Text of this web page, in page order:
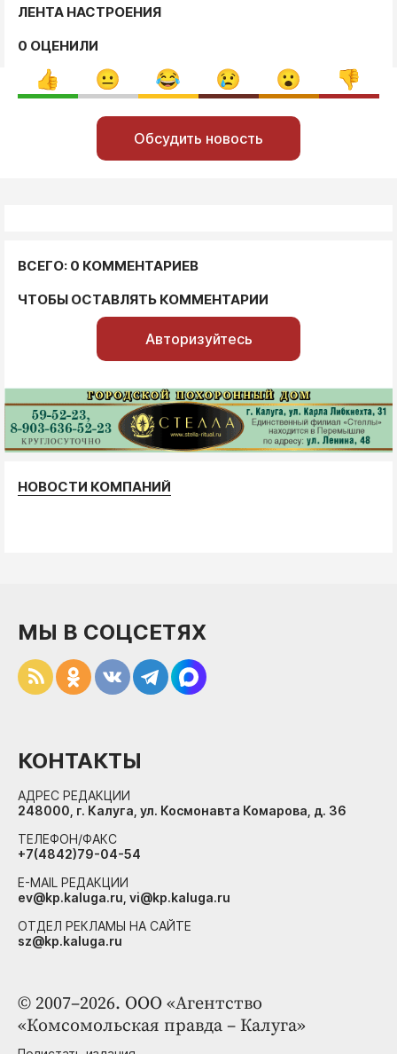
ЛЕНТА НАСТРОЕНИЯ
0 ОЦЕНИЛИ
Обсудить новость
ВСЕГО: 0 КОММЕНТАРИЕВ
ЧТОБЫ ОСТАВЛЯТЬ КОММЕНТАРИИ
Авторизуйтесь
НОВОСТИ КОМПАНИЙ
© 2007–2026. ООО «Агентство
«Комсомольская правда – Калуга»
МЫ В СОЦСЕТЯХ
КОНТАКТЫ
АДРЕС РЕДАКЦИИ
248000, г. Калуга, ул. Космонавта Комарова, д. 36
ТЕЛЕФОН/ФАКС
+7(4842)79-04-54
E-MAIL РЕДАКЦИИ
ev@kp.kaluga.ru, vi@kp.kaluga.ru
ОТДЕЛ РЕКЛАМЫ НА САЙТЕ
sz@kp.kaluga.ru